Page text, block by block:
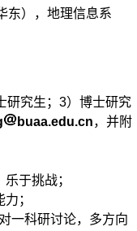
东），地理信息系
研究生；3）博士研究
buaa.edu.cn，并附
乐于挑战；
；
一科研讨论，多方向